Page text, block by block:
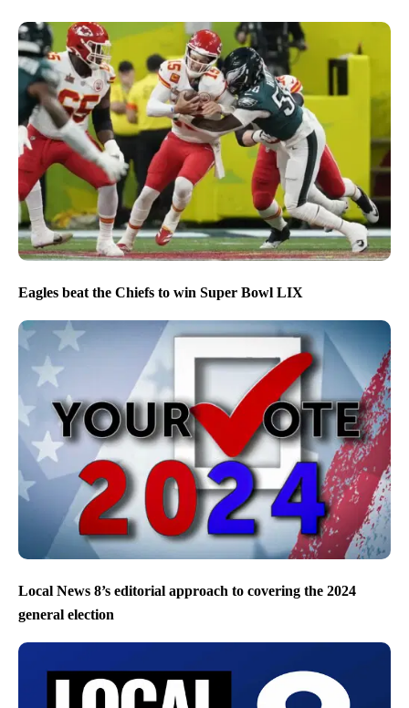
Eagles beat the Chiefs to win Super Bowl LIX
Local News 8’s editorial approach to covering the 2024
general election